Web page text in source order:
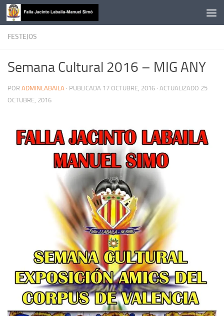
Saltar al contenido
FESTEJOS
Semana Cultural 2016 – MIG ANY
POR ADMINLABAILA · PUBLICADA 17 OCTUBRE, 2016 · ACTUALIZADO 25
OCTUBRE, 2016